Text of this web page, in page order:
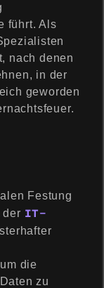
führt. Als
nach denen
in der
geworden
Festung
der IT-
die
zu